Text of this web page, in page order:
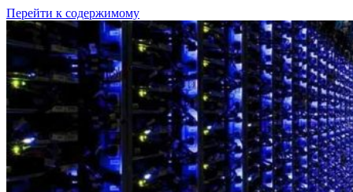
Перейти к содержимому